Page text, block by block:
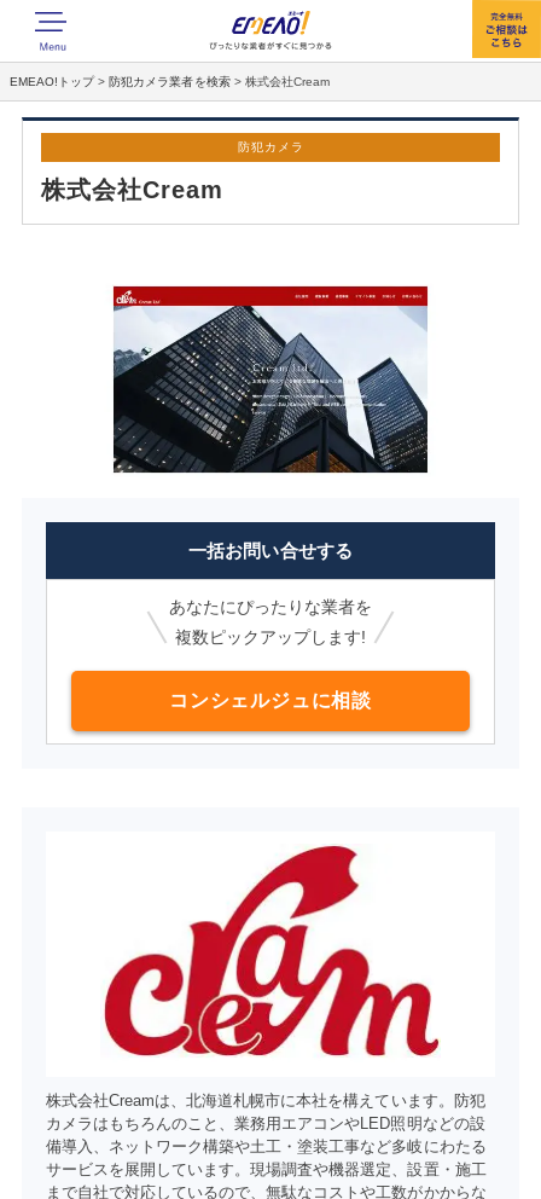
EMEAO!トップ > 防犯カメラ業者を検索 > 株式会社Cream
防犯カメラ
株式会社Cream
一括お問い合せする
あなたにぴったりな業者を
複数ピックアップします!
コンシェルジュに相談
株式会社Creamは、北海道札幌市に本社を構えています。防犯
カメラはもちろんのこと、業務用エアコンやLED照明などの設
備導入、ネットワーク構築や土工・塗装工事など多岐にわたる
サービスを展開しています。現場調査や機器選定、設置・施工
まで自社で対応しているので、無駄なコストや工数がかからな